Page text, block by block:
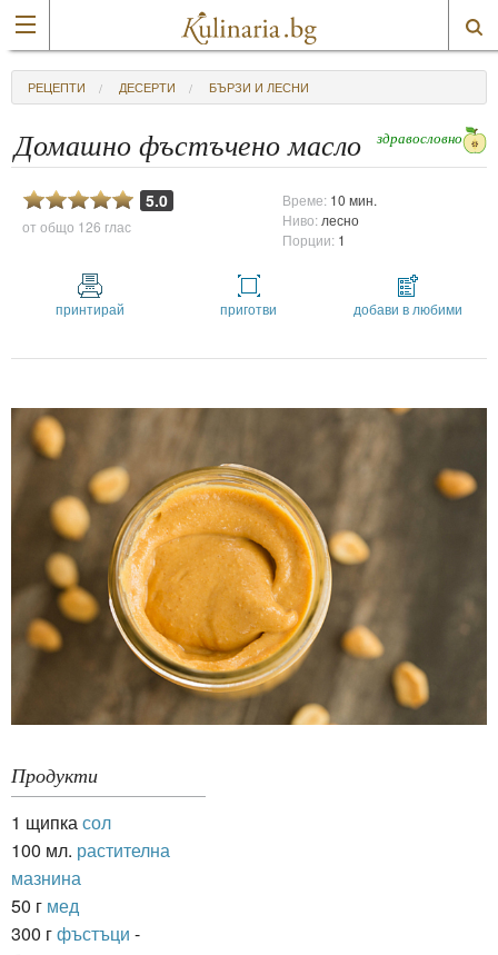
РЕЦЕПТИ ДЕСЕРТИ БЪРЗИ И ЛЕСНИ
Домашно фъстъчено масло здравословно
5.0
от общо 126 глас
Време: 10 мин.
Ниво: лесно
Порции: 1
принтирай приготви добави в любими
Продукти
1 щипка сол
100 мл. растителна
мазнина
50 г мед
300 гфъстъци -